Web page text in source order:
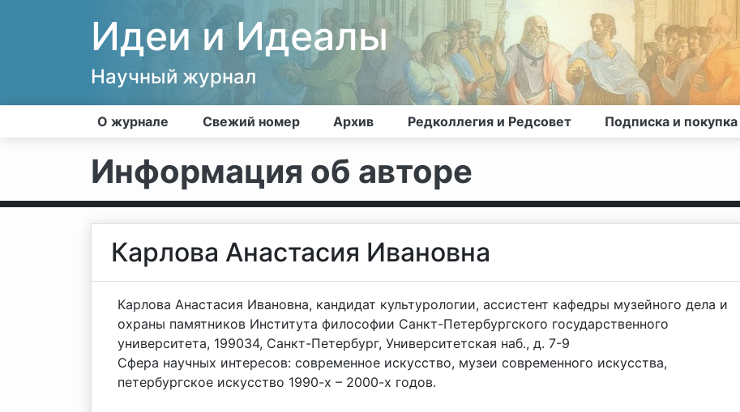
Идеи и Идеалы
Научный журнал
О журнале Свежий номер Архив Редколлегия и Редсовет Подписка и покупка
Информация об авторе
Карлова Анастасия Ивановна
Карлова Анастасия Ивановна, кандидат культурологии, ассистент кафедры музейного дела и
охраны памятников Института философии Санкт-Петербургского государственного
университета, 199034, Санкт-Петербург, Университетская наб., д. 7-9
Сфера научных интересов: современное искусство, музеи современного искусства,
петербургское искусство 1990-х – 2000-х годов.